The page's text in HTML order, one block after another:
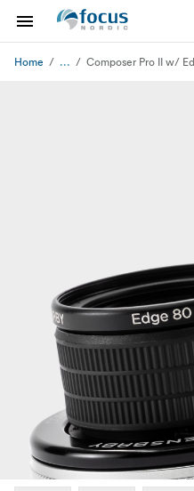
Home ... Composer Pro II w/